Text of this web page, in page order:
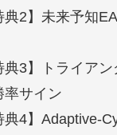
典2】未来予知EA
典3】トライア
率サイン
典4】Adaptive-